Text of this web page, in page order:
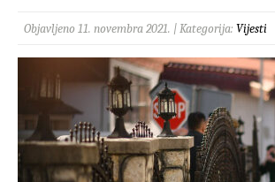
Objavljeno 11. novembra 2021. | Kategorija: Vijesti